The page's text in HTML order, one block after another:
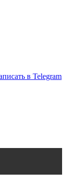
в Telegram